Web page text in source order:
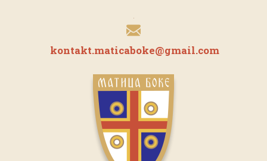
kontakt.maticaboke@gmail.com